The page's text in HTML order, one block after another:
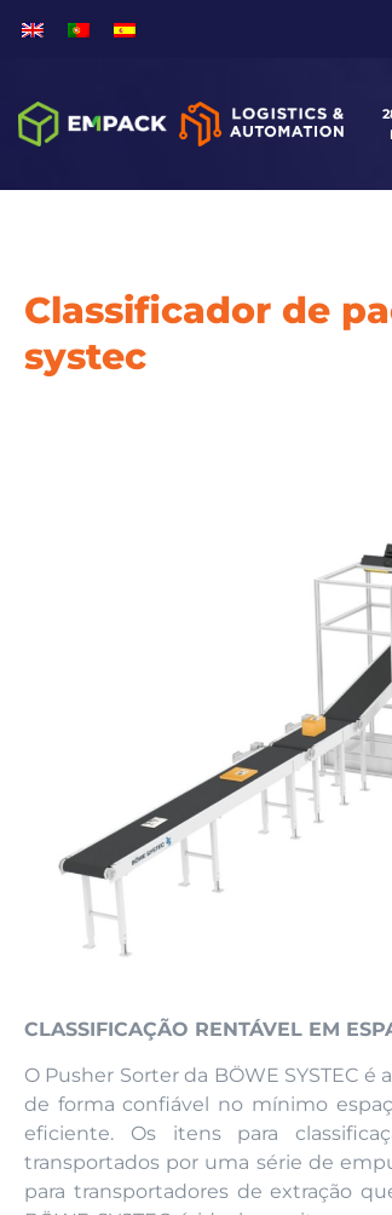
Classificador de
systec
CLASSIFICAÇÃO RENTÁVEL EM
O Pusher Sorter da BÖWE SYSTEC
de forma confiável no mínimo
eficiente. Os itens para
transportados por uma série de
para transportadores de extração